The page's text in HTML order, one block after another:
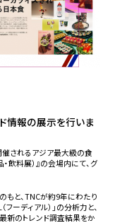
情報の展示を行いま
催されるアジア最大級の食
飲料展）』の会場内にて、グ
と、TNCが約9年にわたり
ーディアル）」の分析力と、
新のトレンド調査結果をか